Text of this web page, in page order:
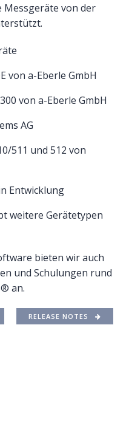
von der
von a-Eberle GmbH
von a-Eberle GmbH
AG
511 und 512 von
Entwicklung
weitere Gerätetypen
bieten wir auch
und Schulungen rund
an.
RELEASE NOTES